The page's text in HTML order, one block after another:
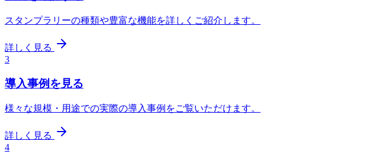
スタンプラリーの種類や豊富な機能を詳しくご紹介します。
詳しく見る
3
導入事例を見る
様々な規模・用途での実際の導入事例をご覧いただけます。
詳しく見る
4